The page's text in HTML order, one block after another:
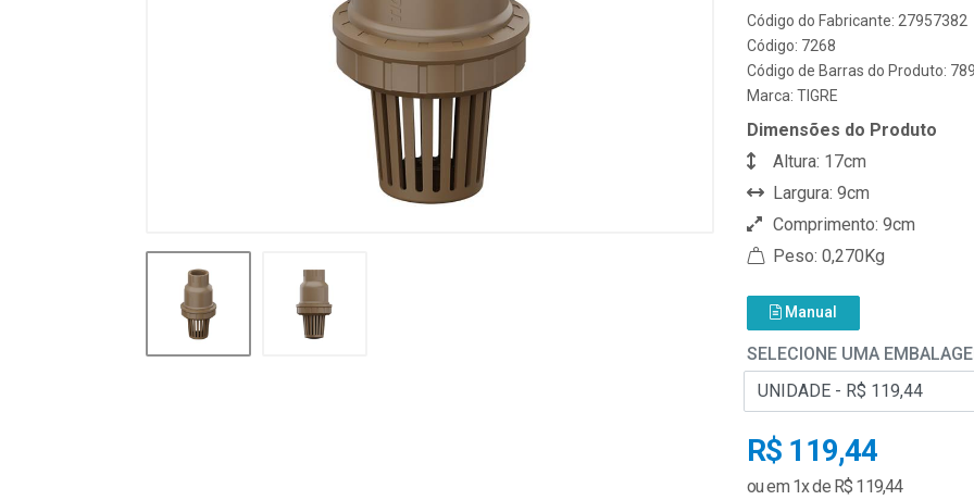
Código do Fabricante: 27957382
Código: 7268
Código de Barras do Produto:
Marca: TIGRE
Dimensões do Produto
Altura: 17cm
Largura: 9cm
Comprimento: 9cm
Peso: 0,270Kg
Manual
SELECIONE UMA
R$ 119,44
ou em 1x de R$ 119,44